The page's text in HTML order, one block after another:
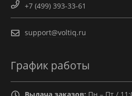
+7 (499) 393-33-61
support@voltiq.ru
График работы
Выдача заказов: Пн – Пт /